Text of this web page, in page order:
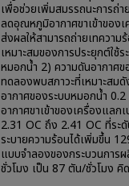
เพื่อช่วยเพิ่มสมรรถนะการถ่
ลดอุณหภูมิอากาศขาเข้าของ
ส่งผลให้สามารถถ่ายเทความ
เหมาะสมของการประยุกต์ใ
หมอกน้ำ 2) ความดันอากาศ
ทดลองพบสภาวะที่เหมาะสม
อากาศของระบบหมอกน้ำ
อากาศขาเข้าของเครื่องแลก
2.31 OC ถึง 2.41 OC ที่ระดั
ระบายความร้อนได้เพิ่มขึ้น
แบบจำลองของกระบวนกา
ชั่วโมง เป็น 87 ตัน/ชั่วโมง คิ